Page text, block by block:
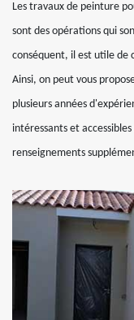
Les travaux de peinture
sont des opérations qui
conséquent, il est utile de
Ainsi, on peut vous
plusieurs années
intéressants et
renseignements